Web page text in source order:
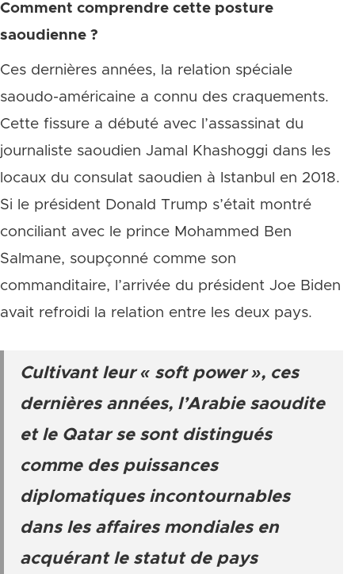
Comment comprendre cette posture
saoudienne ?
Ces dernières années, la relation spéciale
saoudo-américaine a connu des craquements.
Cette fissure a débuté avec l’assassinat du
journaliste saoudien Jamal Khashoggi dans les
locaux du consulat saoudien à Istanbul en 2018.
Si le président Donald Trump s’était montré
conciliant avec le prince Mohammed Ben
Salmane, soupçonné comme son
commanditaire, l’arrivée du président Joe Biden
avait refroidi la relation entre les deux pays.
Cultivant leur « soft power », ces
dernières années, l’Arabie saoudite
et le Qatar se sont distingués
comme des puissances
diplomatiques incontournables
dans les affaires mondiales en
acquérant le statut de pays